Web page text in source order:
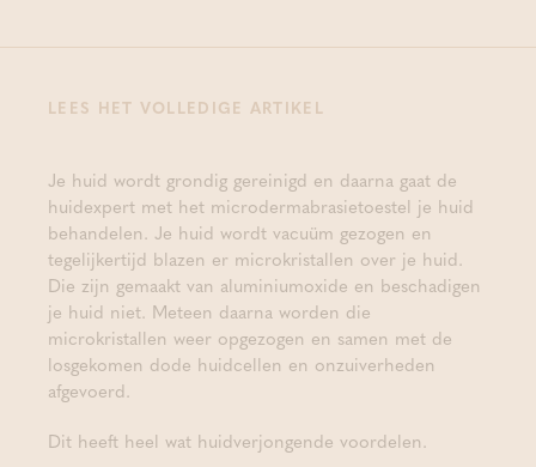
LEES HET VOLLEDIGE ARTIKEL
Je huid wordt grondig gereinigd en daarna gaat de
huidexpert met het microdermabrasietoestel je huid
behandelen. Je huid wordt vacuüm gezogen en
tegelijkertijd blazen er microkristallen over je huid.
Die zijn gemaakt van aluminiumoxide en beschadigen
je huid niet. Meteen daarna worden die
microkristallen weer opgezogen en samen met de
losgekomen dode huidcellen en onzuiverheden
afgevoerd.
Dit heeft heel wat huidverjongende voordelen.